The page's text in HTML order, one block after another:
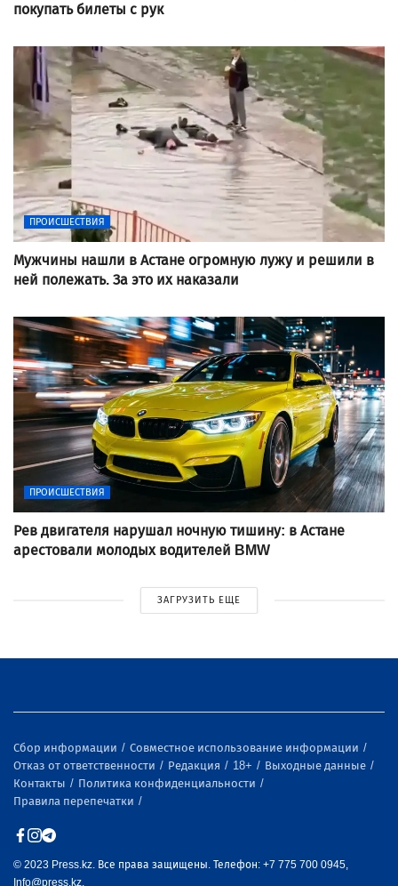
покупать билеты с рук
ПРОИСШЕСТВИЯ
Мужчины нашли в Астане огромную лужу и решили в
ней полежать. За это их наказали
ПРОИСШЕСТВИЯ
Рев двигателя нарушал ночную тишину: в Астане
арестовали молодых водителей BMW
ЗАГРУЗИТЬ ЕЩЕ
Сбор информации
Совместное использование информации
Отказ от ответственности
Редакция 18+
Выходные данные
Контакты
Политика конфиденциальности
Правила перепечатки
© 2023 Press.kz. Все права защищены. Телефон: +7 775 700 0945,
Info@press.kz.